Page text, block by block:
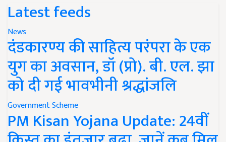
Latest feeds
News
दंडकारण्य की साहित्य परंपरा के एक
युग का अवसान, डॉ (प्रो). बी. एल. झा
को दी गई भावभीनी श्रद्धांजलि
Government Scheme
PM Kisan Yojana Update: 24वीं